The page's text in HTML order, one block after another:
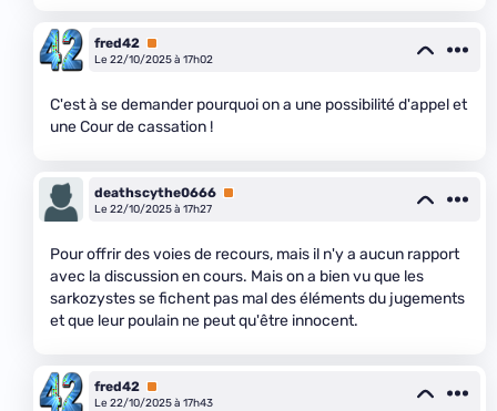
fred42 Premium
Le 22/10/2025 à 17h02
C'est à se demander pourquoi on a une possibilité d'appel et
une Cour de cassation !
deathscythe0666 Premium
Le 22/10/2025 à 17h27
Pour offrir des voies de recours, mais il n'y a aucun rapport
avec la discussion en cours. Mais on a bien vu que les
sarkozystes se fichent pas mal des éléments du jugements
et que leur poulain ne peut qu'être innocent.
fred42 Premium
Le 22/10/2025 à 17h43